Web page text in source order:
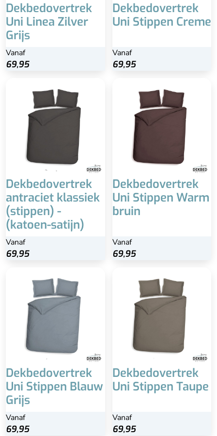
Dekbedovertrek
Uni Linea Zilver
Grijs
Vanaf
69,95
Dekbedovertrek
Uni Stippen Creme
Vanaf
69,95
Dekbedovertrek
antraciet klassiek
(stippen) -
(katoen-satijn)
Vanaf
69,95
Dekbedovertrek
Uni Stippen Warm
bruin
Vanaf
69,95
Dekbedovertrek
Uni Stippen Blauw
Grijs
Vanaf
69,95
Dekbedovertrek
Uni Stippen Taupe
Vanaf
69,95